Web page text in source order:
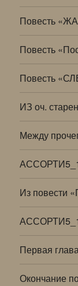
Повесть
Повесть
Повесть
ИЗ оч.
Между
Из повести
Первая
Окончание